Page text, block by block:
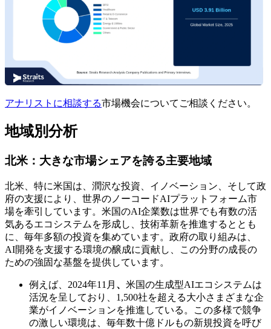
アナリストに相談する市場機会についてご相談ください。
地域別分析
北米：大きな市場シェアを誇る主要地域
北米、特に米国は、潤沢な投資、イノベーション、そして政
府の支援により、世界のノーコードAIプラットフォーム市
場を牽引しています。米国のAI企業数は世界でも有​​数の活
気あるエコシステムを形成し、技術革新を推進するととも
に、毎年多額の投資を集めています。政府の取り組みは、
AI開発を支援する環境の醸成に貢献し、この分野の成長の
ための強固な基盤を提供しています。
例えば、2024年11月 、 米国の生成型AIエコシステムは
活況を呈しており、1,500社を超える大小さまざまな企
業がイノベーションを推進している。この多様で競争
の激しい環境は、毎年数十億ドルもの新規投資を呼び